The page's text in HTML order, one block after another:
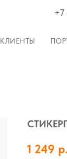
КЛИЕНТЫ
1 249 р.